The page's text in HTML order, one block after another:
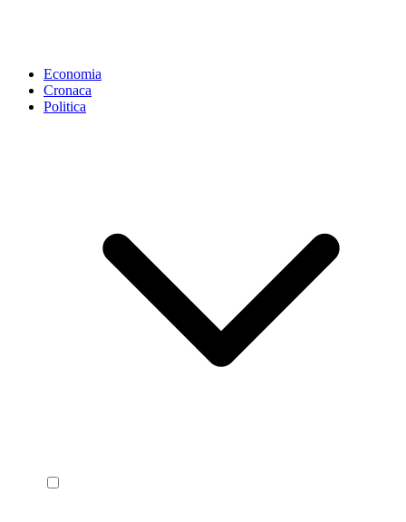
Economia
Cronaca
Politica